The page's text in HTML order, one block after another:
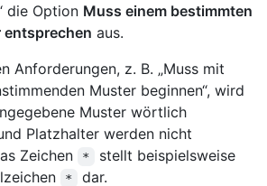
die Option Muss einem bestimmten
aus.
Anforderungen, z. B. „Muss mit
Muster beginnen“, wird
Muster wörtlich
Platzhalter werden nicht
Zeichen
*
stellt beispielsweise
* dar.